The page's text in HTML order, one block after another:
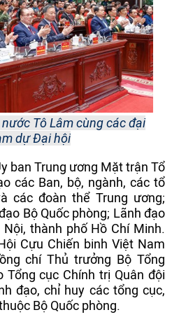
Tô Lâm cùng các đại
dự Đại hội
ban Trung ương Mặt trận Tổ
các Ban, bộ, ngành, các tổ
các đoàn thể Trung ương;
Bộ Quốc phòng; Lãnh đạo
thành phố Hồ Chí Minh.
Cựu Chiến binh Việt Nam
chí Thủ trưởng Bộ Tổng
cục Chính trị Quân đội
đạo, chỉ huy các tổng cục,
Bộ Quốc phòng.